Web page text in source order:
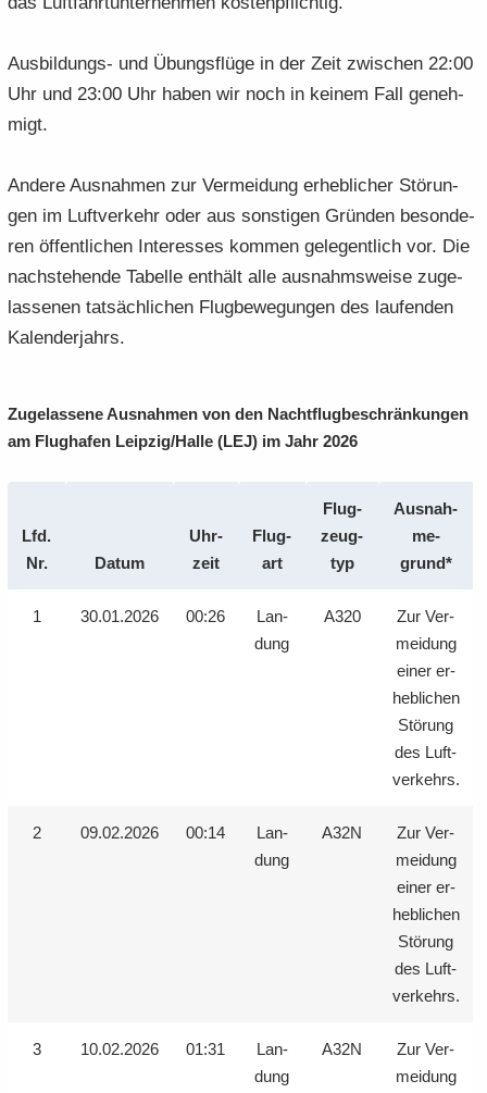
Ausbildungs-​ und Übungs­flü­ge in der Zeit zwi­schen 22:00
Uhr und 23:00 Uhr haben wir noch in kei­nem Fall ge­neh­
migt.
An­de­re Aus­nah­men zur Ver­mei­dung er­heb­li­cher Stö­run­
gen im Luft­ver­kehr oder aus sons­ti­gen Grün­den be­son­de­
ren öf­fent­li­chen In­ter­es­ses kom­men ge­le­gent­lich vor. Die
nach­ste­hen­de Ta­bel­le ent­hält alle aus­nahms­wei­se zu­ge­
las­se­nen tat­säch­li­chen Flug­be­we­gun­gen des lau­fen­den
Ka­len­der­jahrs.
Zu­ge­las­se­ne Aus­nah­men von den Nacht­flug­be­schrän­kun­gen
am Flug­ha­fen Leip­zig/Halle (LEJ) im Jahr 2026
Lfd.
Nr.
Datum
Uhr­
zeit
Flug­
art
Flug­
zeug­
typ
Aus­nah­
me­
grund*
1 30.01.2026 00:26
Lan­
dung
A320
Zur Ver­
mei­dung
einer er­
heb­li­chen
Stö­rung
des Luft­
ver­kehrs.
2 09.02.2026 00:14
Lan­
dung
A32N
Zur Ver­
mei­dung
einer er­
heb­li­chen
Stö­rung
des Luft­
ver­kehrs.
3 10.02.2026 01:31
Lan­
dung
A32N
Zur Ver­
mei­dung